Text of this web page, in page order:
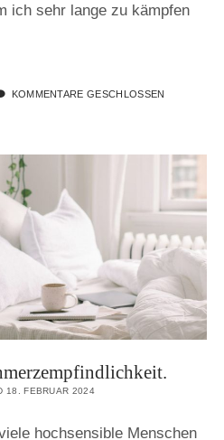
ich sehr lange zu kämpfen
KOMMENTARE GESCHLOSSEN
18. FEBRUAR 2024
hochsensible Menschen